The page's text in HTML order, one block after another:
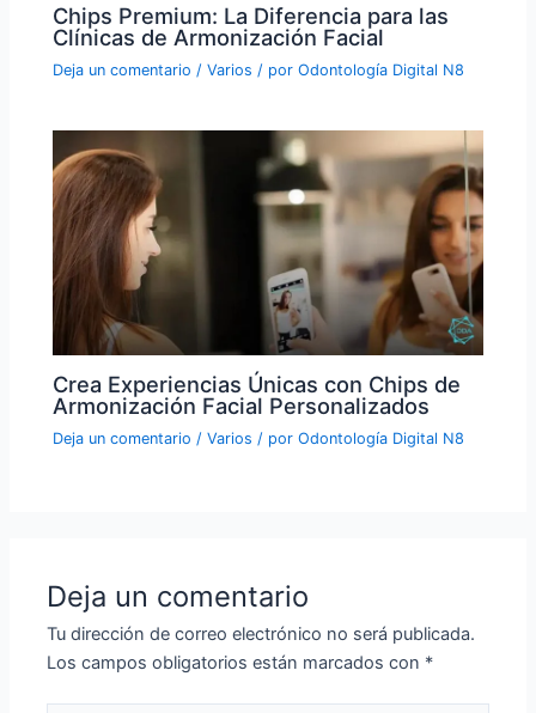
Chips Premium: La Diferencia para las
Clínicas de Armonización Facial
Deja un comentario /Varios / porOdontología Digital N8
Crea Experiencias Únicas con Chips de
Armonización Facial Personalizados
Deja un comentario /Varios / porOdontología Digital N8
Deja un comentario
Tu dirección de correo electrónico no será publicada.
Los campos obligatorios están marcados con *